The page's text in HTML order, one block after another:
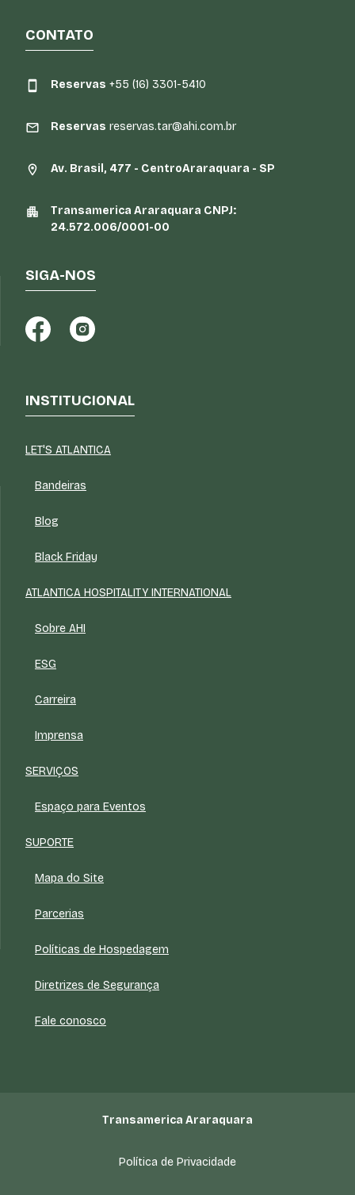
CONTATO
Reservas +55 (16) 3301-5410
Reservas reservas.tar@ahi.com.br
Av. Brasil, 477 - CentroAraraquara - SP
Transamerica Araraquara CNPJ:
24.572.006/0001-00
SIGA-NOS
INSTITUCIONAL
LET'S ATLANTICA
Bandeiras
Blog
Black Friday
ATLANTICA HOSPITALITY INTERNATIONAL
Sobre AHI
ESG
Carreira
Imprensa
SERVIÇOS
Espaço para Eventos
SUPORTE
Mapa do Site
Parcerias
Políticas de Hospedagem
Diretrizes de Segurança
Fale conosco
Transamerica Araraquara
Política de Privacidade